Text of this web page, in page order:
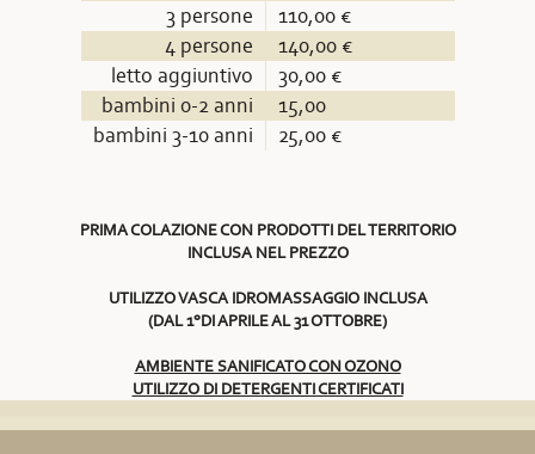
3 persone
110,00 €
4 persone
140,00 €
letto aggiuntivo
30,00 €
bambini 0-2 anni
15,00
bambini 3-10 anni
25,00 €
PRIMA COLAZIONE CON PRODOTTI DEL TERRITORIO
INCLUSA NEL PREZZO
UTILIZZO VASCA IDROMASSAGGIO INCLUSA
(DAL 1°DI APRILE AL 31 OTTOBRE)
AMBIENTE SANIFICATO CON OZONO
UTILIZZO DI DETERGENTI CERTIFICATI